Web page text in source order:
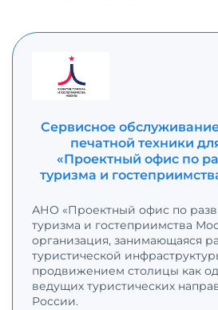
Сервисное
печатной техники
«Проектный офис по
туризма и
АНО «Проектный офис по
туризма и гостеприимства
организация, занимающаяся
туристической
продвижением столицы как
ведущих туристических
России.